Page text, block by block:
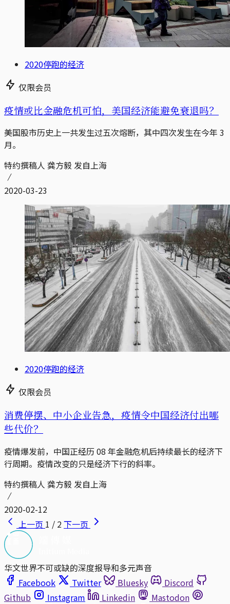
2020停跑的经济
仅限会员
疫情或比金融危机可怕，美国经济能避免衰退吗？
美国股市历史上一共发生过五次熔断，其中四次发生在今年 3
月。
特约撰稿人 龚方毅 发自上海
2020-03-23
2020停跑的经济
仅限会员
消费停摆、中小企业告急，疫情令中国经济付出哪
些代价？
疫情爆发前，中国正经历 08 年金融危机后持续最长的经济下
行周期。疫情改变的只是经济下行的斜率。
特约撰稿人 龚方毅 发自上海
2020-02-12
上一页 1 / 2下一页
华文世界不可或缺的深度报导和多元声音
Facebook
Twitter Bluesky
Discord
Github
Instagram Linkedin
Mastodon